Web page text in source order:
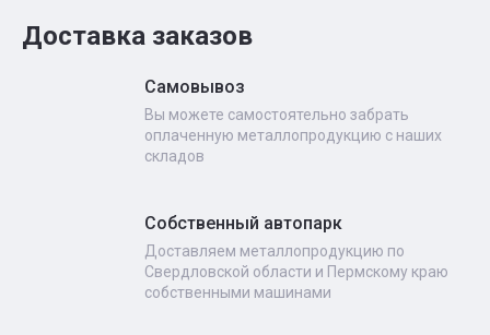
Доставка заказов
Самовывоз
Вы можете самостоятельно забрать
оплаченную металлопродукцию с наших
складов
Собственный автопарк
Доставляем металлопродукцию по
Свердловской области и Пермскому краю
собственными машинами